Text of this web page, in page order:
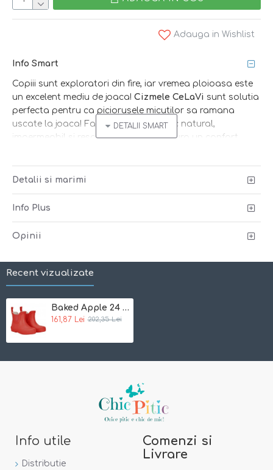
Adauga in Wishlist
Info Smart
Copiii sunt exploratori din fire, iar vremea ploioasa este
un excelent mediu de joaca! Cizmele CeLaVi sunt solutia
perfecta pentru ca piciorusele micutilor sa ramana
uscate la joaca! Fabricate din cauciuc natural,
impermeabil si respirabil, cizmele asigura un confort
previne alunecarea! Alege smart!
: cizmele scurte sunt perfecte pentru primii pasi
Ce primesti: o pereche de cizme comode si functionale si
o punga pentru depozitare
Detalii si marimi
Info Plus
Opinii
Recent vizualizate
Baked Apple 24 - Cizme scurte de ploaie din cauciuc natural - Celavi
161,87 Lei 202,35 Lei
Info utile
Distributie
Comenzi si
Livrare